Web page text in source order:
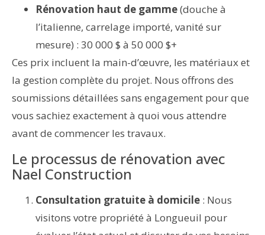
Rénovation haut de gamme(douche à
l’italienne, carrelage importé, vanité sur
mesure) : 30 000 $ à 50 000 $+
Ces prix incluent la main-d’œuvre, les matériaux et
la gestion complète du projet. Nous offrons des
soumissions détaillées sans engagement pour que
vous sachiez exactement à quoi vous attendre
avant de commencer les travaux.
Le processus de rénovation avec
Nael Construction
Consultation gratuite à domicile : Nous
visitons votre propriété à Longueuil pour